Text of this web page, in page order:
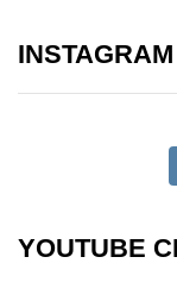
YOUTUBE